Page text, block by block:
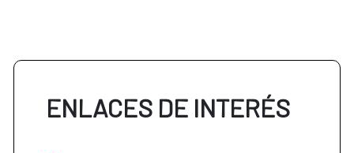
ENLACES DE INTERÉS